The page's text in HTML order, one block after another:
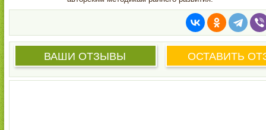
ВАШИ ОТЗЫВЫ ОСТАВИТЬ